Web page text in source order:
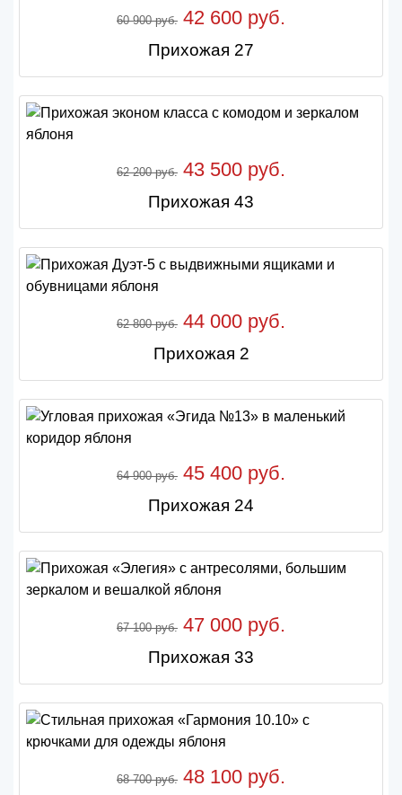
60 900 руб. 42 600 руб.
Прихожая 27
62 200 руб. 43 500 руб.
Прихожая 43
62 800 руб. 44 000 руб.
Прихожая 2
64 900 руб. 45 400 руб.
Прихожая 24
67 100 руб. 47 000 руб.
Прихожая 33
68 700 руб. 48 100 руб.